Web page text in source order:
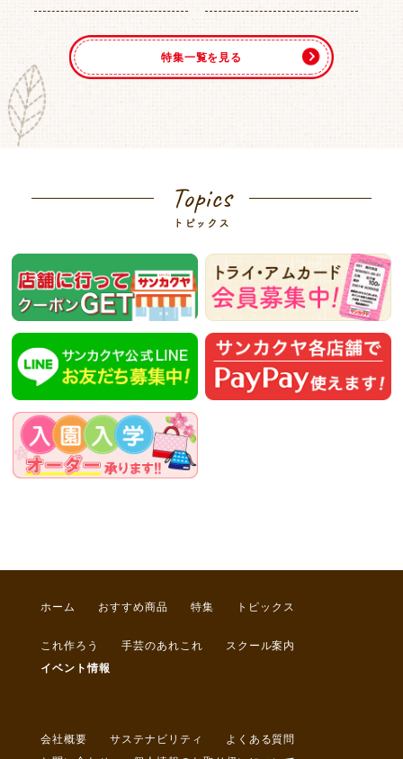
特集一覧を見る
Topics
トピックス
ホーム おすすめ商品 特集 トピックス
これ作ろう 手芸のあれこれ
スクール案内
イベント情報
会社概要 サステナビリティ
よくある質問